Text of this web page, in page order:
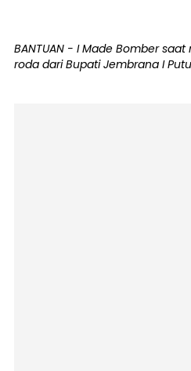
BANTUAN - I Made Bomber
roda dari Bupati Jembrana I